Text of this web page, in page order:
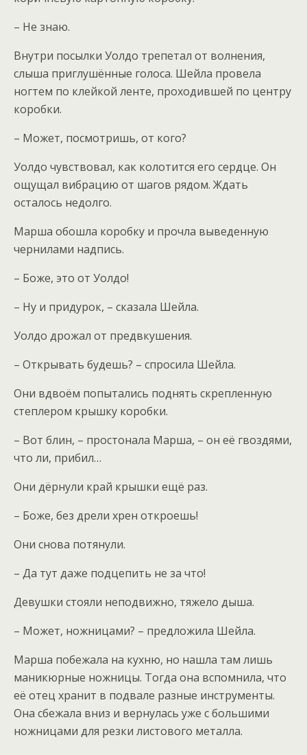
– Не знаю.
Внутри посылки Уолдо трепетал от волнения,
слыша приглушённые голоса. Шейла провела
ногтем по клейкой ленте, проходившей по центру
коробки.
– Может, посмотришь, от кого?
Уолдо чувствовал, как колотится его сердце. Он
ощущал вибрацию от шагов рядом. Ждать
осталось недолго.
Марша обошла коробку и прочла выведенную
чернилами надпись.
– Боже, это от Уолдо!
– Ну и придурок, – сказала Шейла.
Уолдо дрожал от предвкушения.
– Открывать будешь? – спросила Шейла.
Они вдвоём попытались поднять скрепленную
степлером крышку коробки.
– Вот блин, – простонала Марша, – он её гвоздями,
что ли, прибил…
Они дёрнули край крышки ещё раз.
– Боже, без дрели хрен откроешь!
Они снова потянули.
– Да тут даже подцепить не за что!
Девушки стояли неподвижно, тяжело дыша.
– Может, ножницами? – предложила Шейла.
Марша побежала на кухню, но нашла там лишь
маникюрные ножницы. Тогда она вспомнила, что
её отец хранит в подвале разные инструменты.
Она сбежала вниз и вернулась уже с большими
ножницами для резки листового металла.